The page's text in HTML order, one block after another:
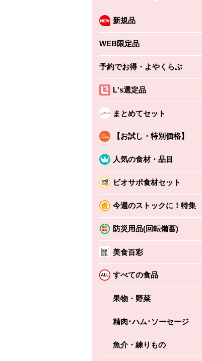
新規品
WEB限定品
予約でお得・よやくらぶ
L's選定品
まとめてセット
【お試し・特別価格】
人気の食材・品目
ビオサポ食材セット
今週のストックに！特集
防災用品(回転備蓄)
美食百彩
すべての食品
果物・野菜
精肉･ハム･ソーセージ
魚介・練りもの
ちょこっと揚げ（香
えびの風味がぶわっ！
かごへ
バルサミコ
本体2,160円 (税込
か